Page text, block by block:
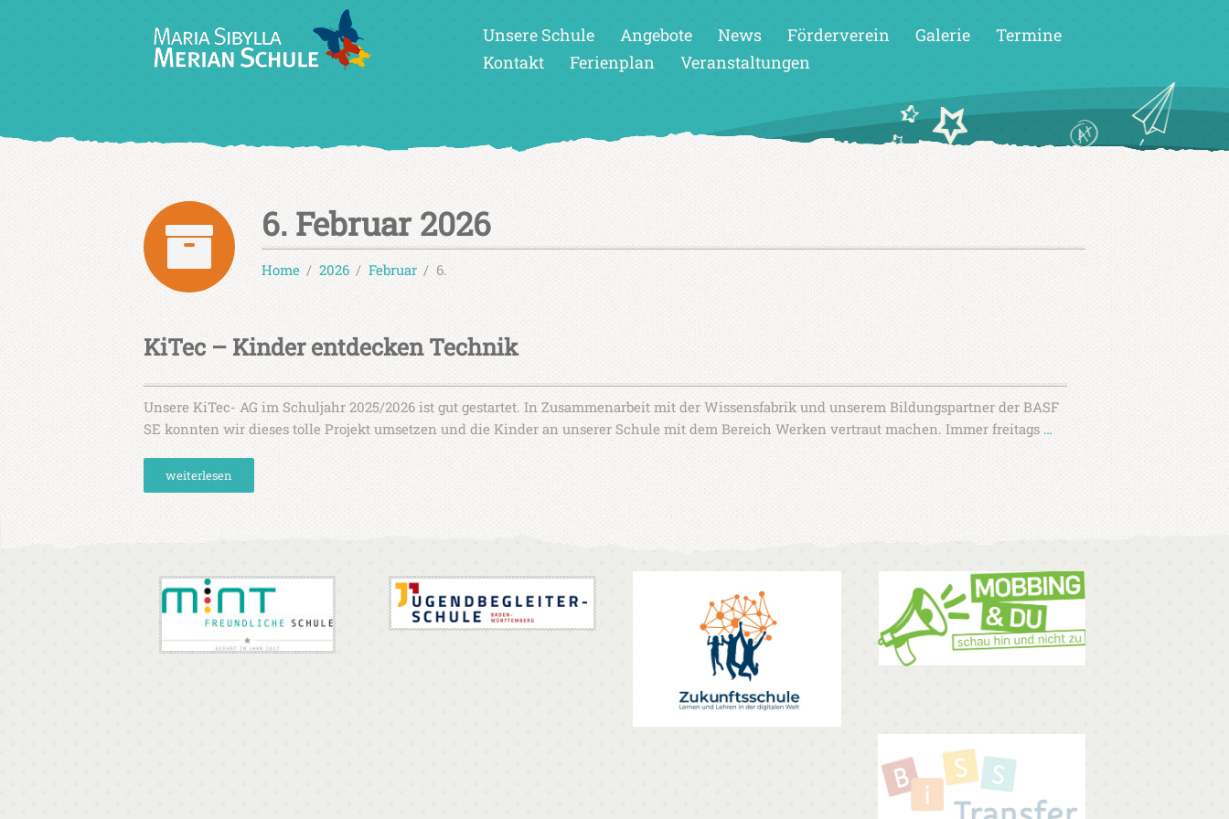
Unsere Schule Angebote News Förderverein Galerie
Termine
Kontakt
Ferienplan Veranstaltungen
6. Februar 2026
Home 2026 Februar 6.
KiTec – Kinder entdecken Technik
Unsere KiTec- AG im Schuljahr 2025/2026 ist gut gestartet. In Zusammenarbeit mit der Wissensfabrik und unserem Bildungspartner der BASF
SE konnten wir dieses tolle Projekt umsetzen und die Kinder an unserer Schule mit dem Bereich Werken vertraut machen. Immer freitags …
weiterlesen